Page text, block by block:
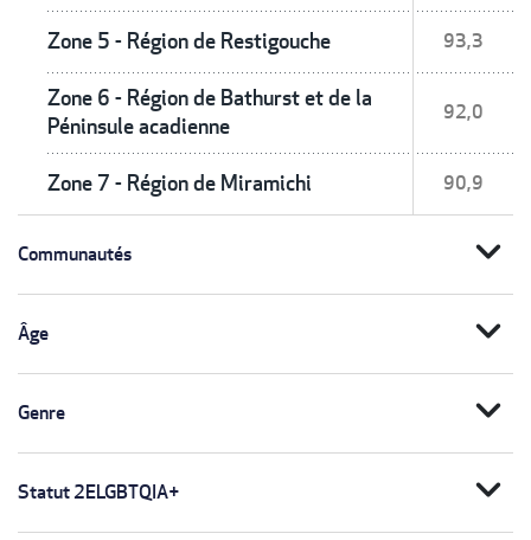
Zone 5 - Région de Restigouche 93,3
Zone 6 - Région de Bathurst et de la
Péninsule acadienne
92,0
Zone 7 - Région de Miramichi 90,9
Communautés expand_more
Âge expand_more
Genre expand_more
Statut 2ELGBTQIA+ expand_more